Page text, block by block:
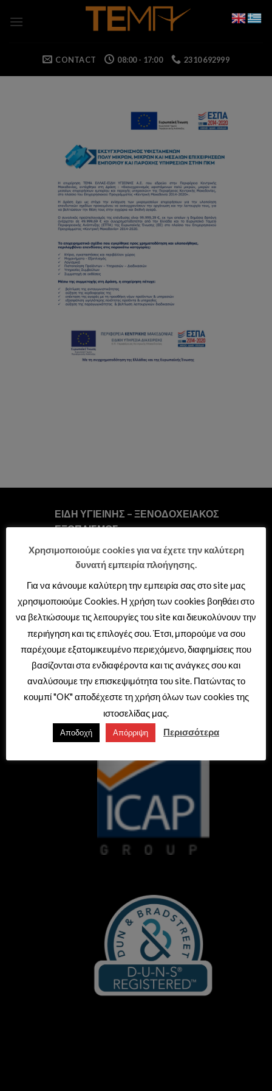
CONTACT 08:00 - 17:00 2310 692999
ΕΙΔΗ ΥΓΙΕΙΝΗΣ – ΞΕΝΟΔΟΧΕΙΑΚΟΣ
ΕΞΟΠΛΙΣΜΟΣ
Διεύθυνση: Θερμαϊκού 41,
Σταυρούπολη – Θεσσαλονίκη
Τηλέφωνο: 2310 692999
e-mail: sales@tema.gr
Χρησιμοποιούμε cookies για να έχετε την καλύτερη
δυνατή εμπειρία πλοήγησης.
Για να κάνουμε καλύτερη την εμπειρία σας στο site μας
χρησιμοποιούμε Cookies. Η χρήση των cookies βοηθάει στο
να βελτιώσουμε τις λειτουργίες του site και διευκολύνουν την
περιήγηση και τις επιλογές σου. Έτσι, μπορούμε να σου
παρέχουμε εξατομικευμένο περιεχόμενο, διαφημίσεις που
βασίζονται στα ενδιαφέροντα και τις ανάγκες σου και
αναλύσουμε την επισκεψιμότητα του site. Πατώντας το
κουμπί "OK" αποδέχεστε τη χρήση όλων των cookies της
ιστοσελίδας μας.
Αποδοχή Απόρριψη Περισσότερα